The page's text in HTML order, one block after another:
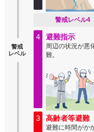
警戒
レベル
警戒レベル4
4 避難指示
周辺の状況が悪
難。
3 高齢者等避難
避難に時間がか